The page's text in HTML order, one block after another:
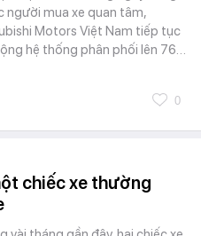
người mua xe quan tâm,
Motors Việt Nam tiếp tục
hệ thống phân phối lên 76…
0
chiếc xe thường